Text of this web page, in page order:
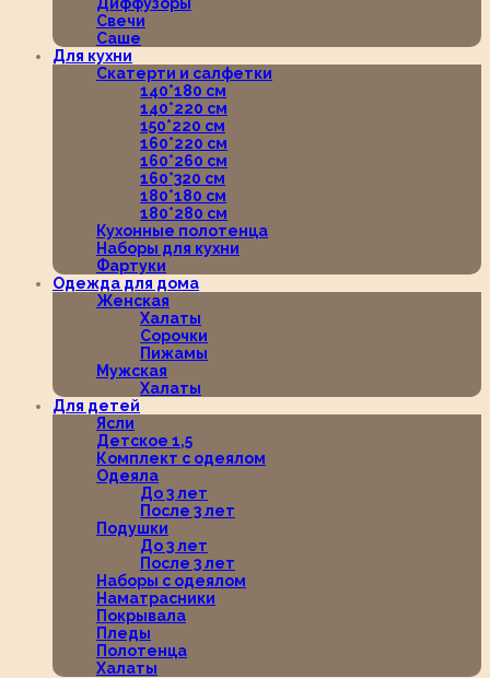
Свечи
Саше
Для кухни
Скатерти и салфетки
140*180 см
140*220 см
150*220 см
160*220 см
160*260 см
160*320 см
180*180 см
180*280 см
Кухонные полотенца
Наборы для кухни
Фартуки
Одежда для дома
Женская
Халаты
Сорочки
Пижамы
Мужская
Халаты
Для детей
Ясли
Детское 1,5
Комплект с одеялом
Одеяла
До 3 лет
После 3 лет
Подушки
До 3 лет
После 3 лет
Наборы с одеялом
Наматрасники
Покрывала
Пледы
Полотенца
Халаты